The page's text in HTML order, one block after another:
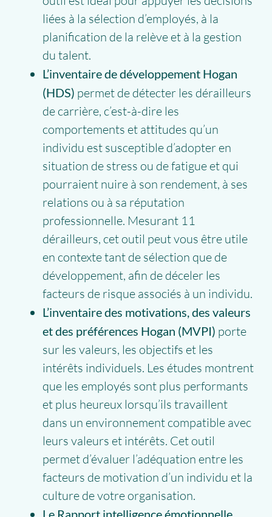
liées à la sélection d’employés, à la
planification de la relève et à la gestion
du talent.
L’inventaire de développement Hogan
(HDS) permet de détecter les dérailleurs
de carrière, c’est-à-dire les
comportements et attitudes qu’un
individu est susceptible d’adopter en
situation de stress ou de fatigue et qui
pourraient nuire à son rendement, à ses
relations ou à sa réputation
professionnelle. Mesurant 11
dérailleurs, cet outil peut vous être utile
en contexte tant de sélection que de
développement, afin de déceler les
facteurs de risque associés à un individu.
L’inventaire des motivations, des valeurs
et des préférences Hogan (MVPI) porte
sur les valeurs, les objectifs et les
intérêts individuels. Les études montrent
que les employés sont plus performants
et plus heureux lorsqu’ils travaillent
dans un environnement compatible avec
leurs valeurs et intérêts. Cet outil
permet d’évaluer l’adéquation entre les
facteurs de motivation d’un individu et la
culture de votre organisation.
Le Rapport intelligence émotionnelle